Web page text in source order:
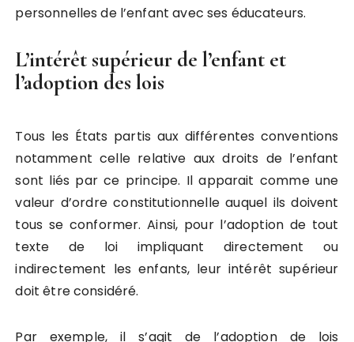
personnelles de l’enfant avec ses éducateurs.
L’intérêt supérieur de l’enfant et
l’adoption des lois
Tous les États partis aux différentes conventions
notamment celle relative aux droits de l’enfant
sont liés par ce principe. Il apparait comme une
valeur d’ordre constitutionnelle auquel ils doivent
tous se conformer. Ainsi, pour l’adoption de tout
texte de loi impliquant directement ou
indirectement les enfants, leur intérêt supérieur
doit être considéré.
Par exemple, il s’agit de l’adoption de lois